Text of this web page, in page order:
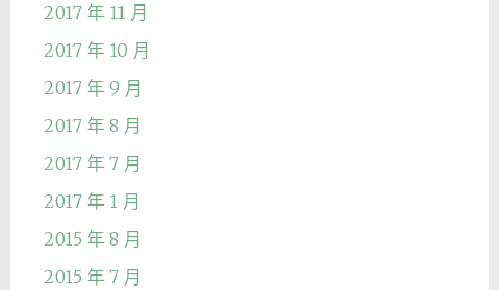
2017 年 11 月
2017 年 10 月
2017 年 9 月
2017 年 8 月
2017 年 7 月
2017 年 1 月
2015 年 8 月
2015 年 7 月